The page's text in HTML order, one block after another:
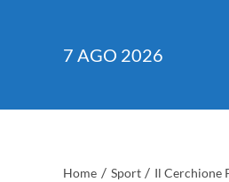
7 AGO 2026
Home / Sport / Il Cerchione